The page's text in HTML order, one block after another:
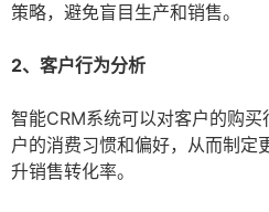
策略，避免盲目生产和销售。
2、客户行为分析
智能CRM系统可以对客户的购
户的消费习惯和偏好，从而制定
升销售转化率。